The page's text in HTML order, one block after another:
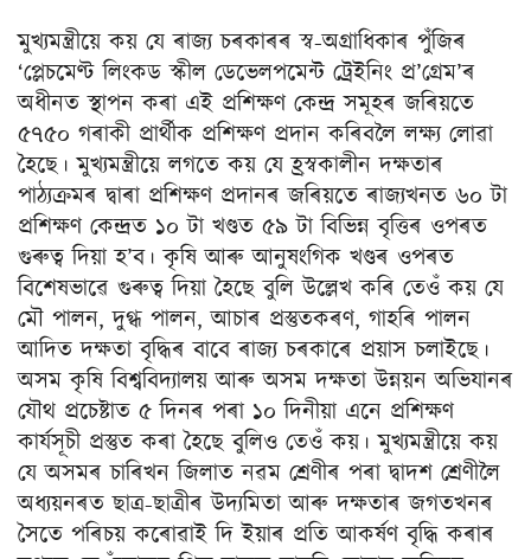
মুখ্যমন্ত্ৰীয়ে কয় যে ৰাজ্য চৰকাৰৰ স্ব-অগ্ৰাধিকাৰ পুঁজিৰ
‘প্লেচমেণ্ট লিংকড স্কীল ডেভেলপমেন্ট ট্রেইনিং প্ৰ’গ্ৰেম’ৰ
অধীনত স্থাপন কৰা এই প্ৰশিক্ষণ কেন্দ্ৰ সমূহৰ জৰিয়তে
৫৭৫০ গৰাকী প্ৰাৰ্থীক প্ৰশিক্ষণ প্ৰদান কৰিবলৈ লক্ষ্য লোৱা
হৈছে। মুখ্যমন্ত্ৰীয়ে লগতে কয় যে হ্রস্বকালীন দক্ষতাৰ
পাঠ্যক্ৰমৰ দ্বাৰা প্রশিক্ষণ প্ৰদানৰ জৰিয়তে ৰাজ্যখনত ৬০ টা
প্রশিক্ষণ কেন্দ্ৰত ১০ টা খণ্ডত ৫৯ টা বিভিন্ন বৃত্তিৰ ওপৰত
গুৰুত্ব দিয়া হ’ব। কৃষি আৰু আনুষংগিক খণ্ডৰ ওপৰত
বিশেষভাৱে গুৰুত্ব দিয়া হৈছে বুলি উল্লেখ কৰি তেওঁ কয় যে
মৌ পালন, দুগ্ধ পালন, আচাৰ প্ৰস্তুতকৰণ, গাহৰি পালন
আদিত দক্ষতা বৃদ্ধিৰ বাবে ৰাজ্য চৰকাৰে প্ৰয়াস চলাইছে।
অসম কৃষি বিশ্ববিদ্যালয় আৰু অসম দক্ষতা উন্নয়ন অভিযানৰ
যৌথ প্রচেষ্টাত ৫ দিনৰ পৰা ১০ দিনীয়া এনে প্রশিক্ষণ
কার্যসূচী প্রস্তুত কৰা হৈছে বুলিও তেওঁ কয়। মুখ্যমন্ত্ৰীয়ে কয়
যে অসমৰ চাৰিখন জিলাত নৱম শ্ৰেণীৰ পৰা দ্বাদশ শ্ৰেণীলৈ
অধ্যয়নৰত ছাত্ৰ-ছাত্ৰীৰ উদ্যমিতা আৰু দক্ষতাৰ জগতখনৰ
সৈতে পৰিচয় কৰোৱাই দি ইয়াৰ প্ৰতি আকৰ্ষণ বৃদ্ধি কৰাৰ